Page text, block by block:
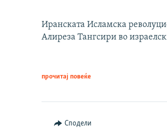
Иранската Исламска
Алиреза Тангсири во
прочитај повеќе
Сподели